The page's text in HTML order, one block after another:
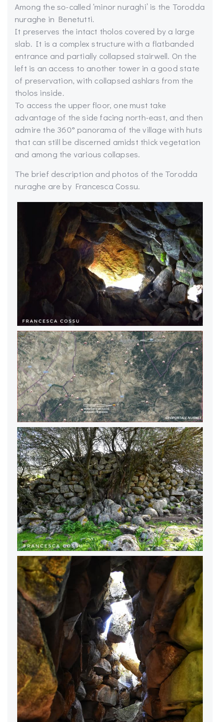
Among the so-called ‘minor nuraghi’ is the Torodda
nuraghe in Benetutti.
It preserves the intact tholos covered by a large
slab. It is a complex structure with a flatbanded
entrance and partially collapsed stairwell. On the
left is an access to another tower in a good state
of preservation, with collapsed ashlars from the
tholos inside.
To access the upper floor, one must take
advantage of the side facing north-east, and then
admire the 360° panorama of the village with huts
that can still be discerned amidst thick vegetation
and among the various collapses.
The brief description and photos of the Torodda
nuraghe are by Francesca Cossu.